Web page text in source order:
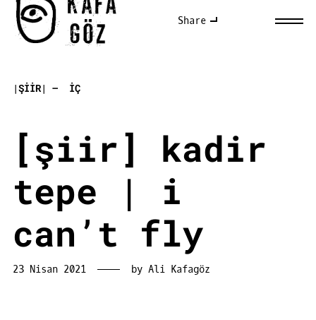
Share
Skip
content
|ŞIIR| IÇ
[şiir] kadir
tepe | i
can’t fly
23 Nisan 2021 by Ali Kafagöz